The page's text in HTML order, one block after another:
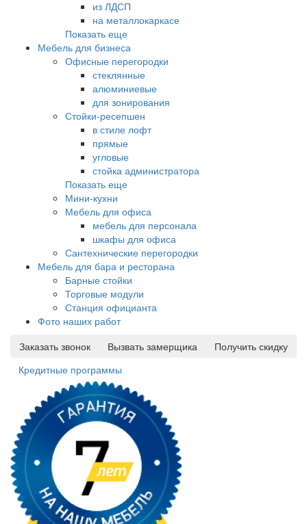
из ЛДСП
на металлокаркасе
Показать еще
Мебель для бизнеса
Офисные перегородки
стеклянные
алюминиевые
для зонирования
Стойки-ресепшен
в стиле лофт
прямые
угловые
стойка администратора
Показать еще
Мини-кухни
Мебель для офиса
мебель для персонала
шкафы для офиса
Сантехнические перегородки
Мебель для бара и ресторана
Барные стойки
Торговые модули
Станция официанта
Фото наших работ
Заказать звонок
Вызвать замерщика
Получить скидку
Кредитные программы